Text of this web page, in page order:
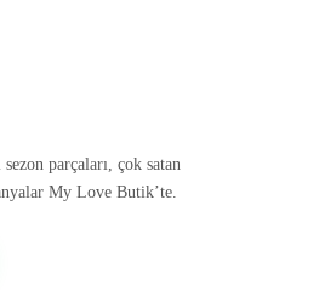
parçaları, çok satan
My Love Butik’te.